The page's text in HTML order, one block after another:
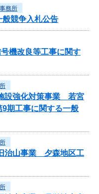
務所
競争入札公告
機改良等工事に関す
設強化対策事業 若宮
期工事に関する一般
治山事業 夕森地区工